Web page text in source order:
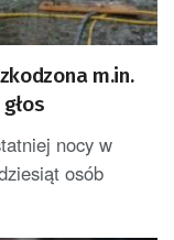
m.in.
nocy w
osób